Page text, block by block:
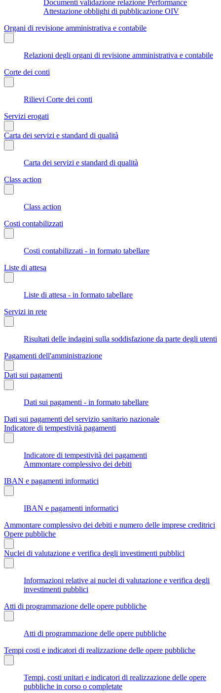
Documenti validazione relazione Performance
Attestazione obblighi di pubblicazione OIV
Organi di revisione amministrativa e contabile
Relazioni degli organi di revisione amministrativa e contabile
Corte dei conti
Rilievi Corte dei conti
Servizi erogati
Carta dei servizi e standard di qualità
Carta dei servizi e standard di qualità
Class action
Class action
Costi contabilizzati
Costi contabilizzati - in formato tabellare
Liste di attesa
Liste di attesa - in formato tabellare
Servizi in rete
Risultati delle indagini sulla soddisfazione da parte degli utenti
Pagamenti dell'amministrazione
Dati sui pagamenti
Dati sui pagamenti - in formato tabellare
Dati sui pagamenti del servizio sanitario nazionale
Indicatore di tempestività pagamenti
Indicatore di tempestività dei pagamenti
Ammontare complessivo dei debiti
IBAN e pagamenti informatici
IBAN e pagamenti informatici
Ammontare complessivo dei debiti e numero delle imprese creditrici
Opere pubbliche
Nuclei di valutazione e verifica degli investimenti pubblici
Informazioni relative ai nuclei di valutazione e verifica degli
investimenti pubblici
Atti di programmazione delle opere pubbliche
Atti di programmazione delle opere pubbliche
Tempi costi e indicatori di realizzazione delle opere pubbliche
Tempi, costi unitari e indicatori di realizzazione delle opere
pubbliche in corso o completate